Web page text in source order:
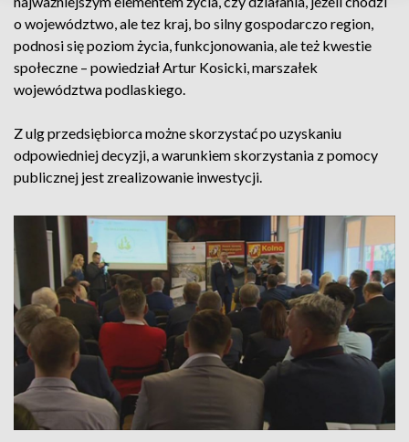
o województwo, ale tez kraj, bo silny gospodarczo region,
podnosi się poziom życia, funkcjonowania, ale też kwestie
społeczne – powiedział Artur Kosicki, marszałek
województwa podlaskiego.
Z ulg przedsiębiorca możne skorzystać po uzyskaniu
odpowiedniej decyzji, a warunkiem skorzystania z pomocy
publicznej jest zrealizowanie inwestycji.